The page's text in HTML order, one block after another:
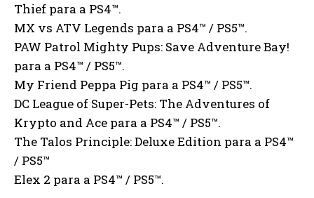
Thief para a PS4™.
MX vs ATV Legends para a PS4™ / PS5™.
PAW Patrol Mighty Pups: Save Adventure Bay!
para a PS4™ / PS5™.
My Friend Peppa Pig para a PS4™ / PS5™.
DC League of Super-Pets: The Adventures of
Krypto and Ace para a PS4™ / PS5™.
The Talos Principle: Deluxe Edition para a PS4™
/ PS5™
Elex 2 para a PS4™ / PS5™.